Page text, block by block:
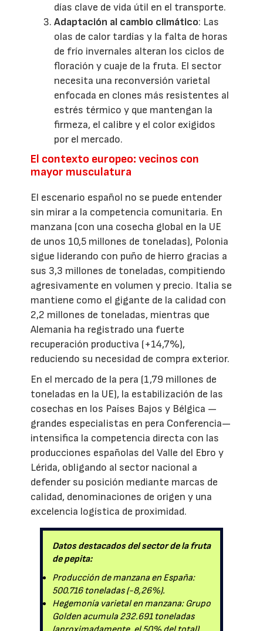
días clave de vida útil en el transporte.
Adaptación al cambio climático: Las
olas de calor tardías y la falta de horas
de frío invernales alteran los ciclos de
floración y cuaje de la fruta. El sector
necesita una reconversión varietal
enfocada en clones más resistentes al
estrés térmico y que mantengan la
firmeza, el calibre y el color exigidos
por el mercado.
El contexto europeo: vecinos con
mayor musculatura
El escenario español no se puede entender
sin mirar a la competencia comunitaria. En
manzana (con una cosecha global en la UE
de unos 10,5 millones de toneladas), Polonia
sigue liderando con puño de hierro gracias a
sus 3,3 millones de toneladas, compitiendo
agresivamente en volumen y precio. Italia se
mantiene como el gigante de la calidad con
2,2 millones de toneladas, mientras que
Alemania ha registrado una fuerte
recuperación productiva (+14,7%),
reduciendo su necesidad de compra exterior.
En el mercado de la pera (1,79 millones de
toneladas en la UE), la estabilización de las
cosechas en los Países Bajos y Bélgica —
grandes especialistas en pera Conferencia—
intensifica la competencia directa con las
producciones españolas del Valle del Ebro y
Lérida, obligando al sector nacional a
defender su posición mediante marcas de
calidad, denominaciones de origen y una
excelencia logística de proximidad.
Datos destacados del sector de la fruta
de pepita:
Producción de manzana en España:
500.716 toneladas (-8,26%).
Hegemonía varietal en manzana: Grupo
Golden acumula 232.691 toneladas